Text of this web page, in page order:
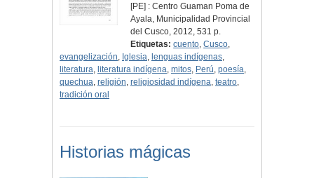
[PE] : Centro Guaman Poma de
Ayala, Municipalidad Provincial
del Cusco, 2012, 531 p.
Etiquetas: cuento,Cusco,
evangelización, Iglesia, lenguas indígenas,
literatura, literatura indígena, mitos, Perú, poesía,
quechua, religión, religiosidad indígena, teatro,
tradición oral
Historias mágicas